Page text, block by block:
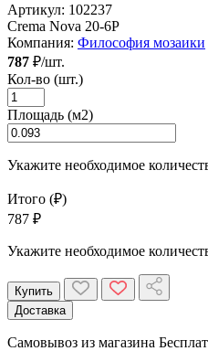
Артикул: 102237
Crema Nova 20-6P
Компания: Философия мозаики
787 ₽/шт.
Кол-во (шт.)
Площадь (м2)
Укажите необходимое
Итого (₽)
787 ₽
Укажите необходимое
Купить
Доставка
Самовывоз из магазина